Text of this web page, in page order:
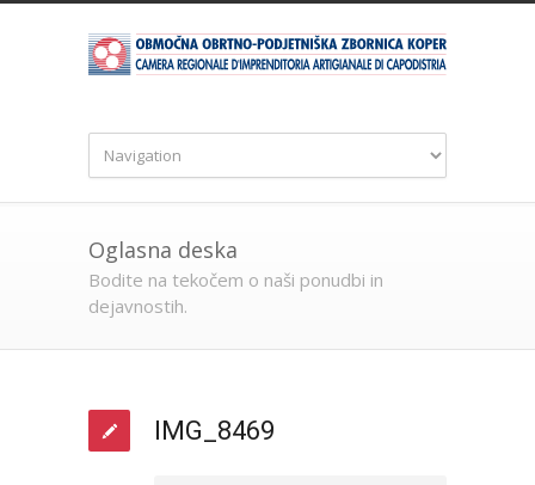
Oglasna deska
Bodite na tekočem o naši ponudbi in
dejavnostih.
IMG_8469